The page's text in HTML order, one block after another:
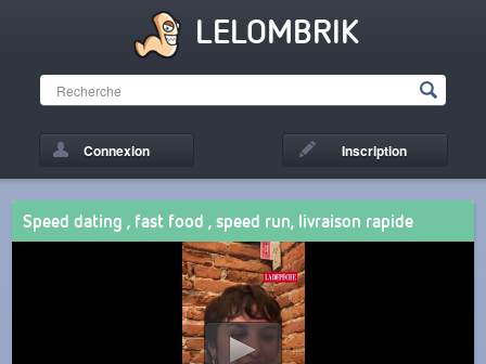
LELOMBRIK
Connexion Inscription
Speed dating , fast food , speed run, livraison rapide